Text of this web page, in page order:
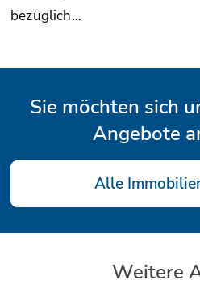
bezüglich…
Sie möchten sich
Angebote
Alle
Weitere